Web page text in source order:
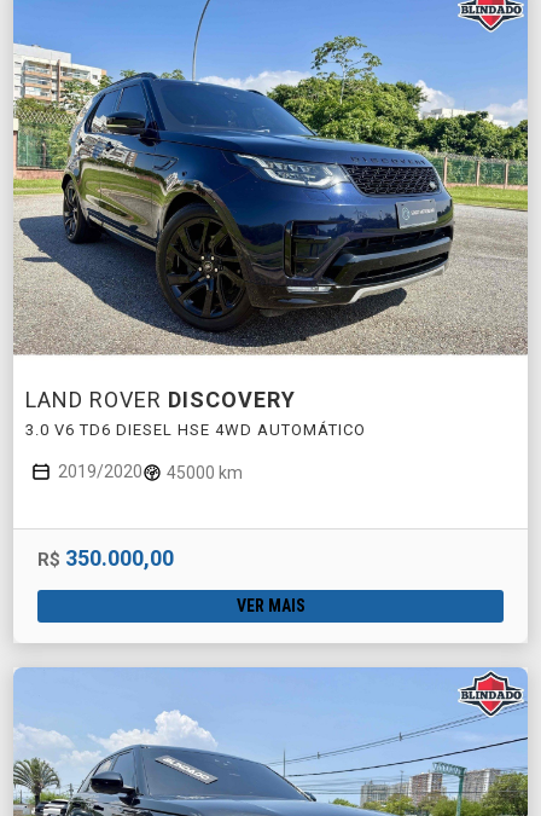
LAND ROVER DISCOVERY
3.0 V6 TD6 DIESEL HSE 4WD AUTOMÁTICO
2019/2020 45000 km
R$ 350.000,00
VER MAIS